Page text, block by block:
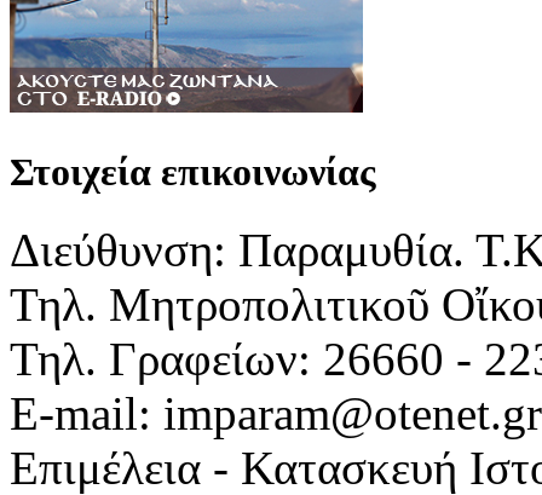
Στοιχεία επικοινωνίας
Διεύθυνση: Παραμυθία.
Τηλ. Μητροπολιτικοῦ
Τηλ. Γραφείων: 26660 -
E-mail: imparam@otenet.gr
Επιμέλεια - Κατασκευή